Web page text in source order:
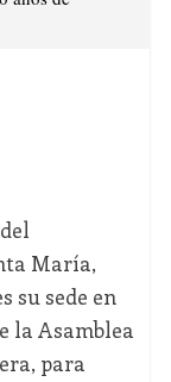
María,
su sede en
la Asamblea
para